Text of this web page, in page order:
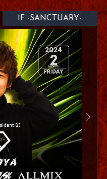
1F -SANCTUARY-